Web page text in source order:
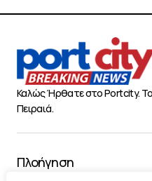
Καλώς Ήρθατε στο Portcity.
Πειραιά.
Πλοήγηση